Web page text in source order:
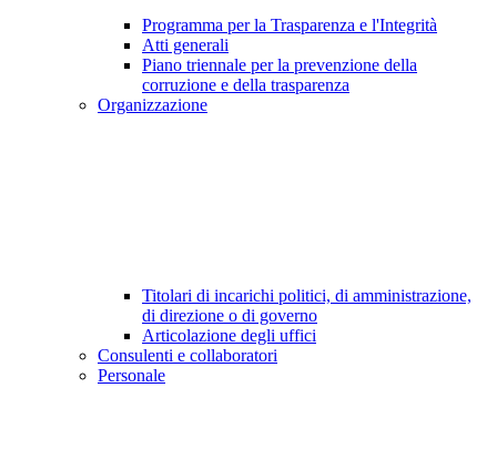
Programma per la Trasparenza e l'Integrità
Atti generali
Piano triennale per la prevenzione della
corruzione e della trasparenza
Organizzazione
Titolari di incarichi politici, di amministrazione,
di direzione o di governo
Articolazione degli uffici
Consulenti e collaboratori
Personale